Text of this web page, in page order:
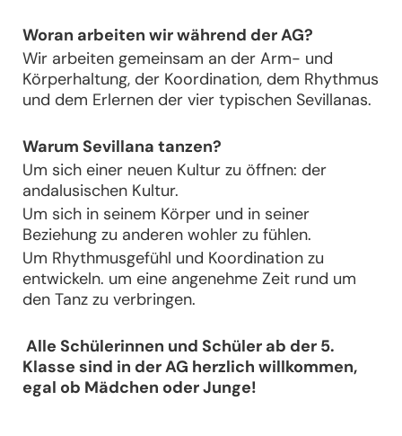
Woran arbeiten wir während der AG?
Wir arbeiten gemeinsam an der Arm- und
Körperhaltung, der Koordination, dem Rhythmus
und dem Erlernen der vier typischen Sevillanas.
Warum Sevillana tanzen?
Um sich einer neuen Kultur zu öffnen: der
andalusischen Kultur.
Um sich in seinem Körper und in seiner
Beziehung zu anderen wohler zu fühlen.
Um Rhythmusgefühl und Koordination zu
entwickeln. um eine angenehme Zeit rund um
den Tanz zu verbringen.
Alle Schülerinnen und Schüler ab der 5.
Klasse sind in der AG herzlich willkommen,
egal ob Mädchen oder Junge!